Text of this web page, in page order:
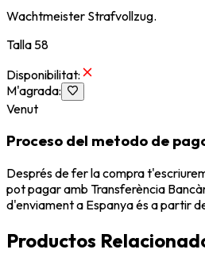
Wachtmeister Strafvollzug.
Talla 58
Disponibilitat:
M'agrada:
Venut
Proceso del metodo de
Després de fer la compra
pot pagar amb Transferència
d'enviament a Espanya és a partir
Productos